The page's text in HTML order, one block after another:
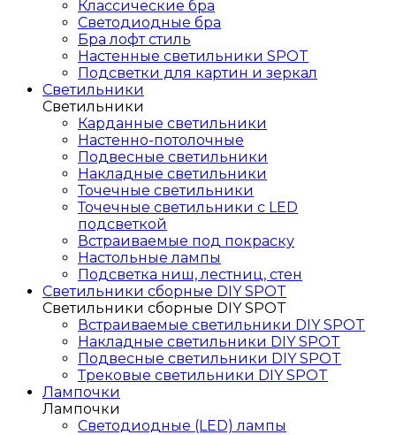
Классические бра
Светодиодные бра
Бра лофт стиль
Настенные светильники SPOT
Подсветки для картин и зеркал
Светильники
Светильники
Карданные светильники
Настенно-потолочные
Подвесные светильники
Накладные светильники
Точечные светильники
Точечные светильники с LED
подсветкой
Встраиваемые под покраску
Настольные лампы
Подсветка ниш, лестниц, стен
Светильники сборные DIY SPOT
Светильники сборные DIY SPOT
Встраиваемые светильники DIY SPOT
Накладные светильники DIY SPOT
Подвесные светильники DIY SPOT
Трековые светильники DIY SPOT
Лампочки
Лампочки
Светодиодные (LED) лампы